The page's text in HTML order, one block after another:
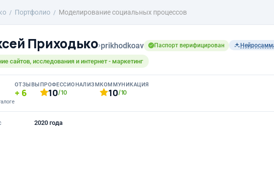
Портфолио Моделирование социальных процессов
Приходько›prikhodkoav Паспорт верифицирован
сайтов, исследования и интернет - маркетинг
ОТЗЫВЫ
6
ПРОФЕССИОНАЛИЗМ
10/10
КОММУНИКАЦИЯ
10/10
2020 года